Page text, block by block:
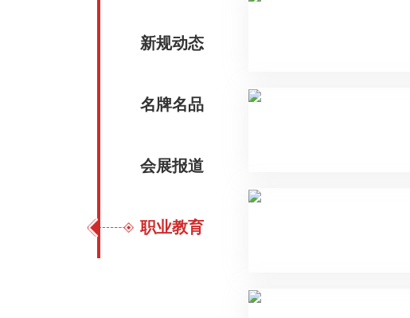
新规动态
名牌名品
会展报道
职业教育